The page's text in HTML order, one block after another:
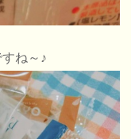
ね～♪